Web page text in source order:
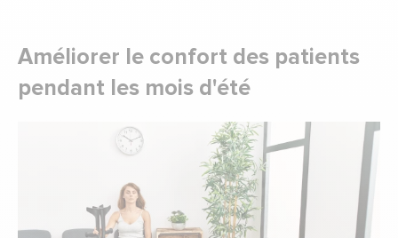
Améliorer le confort des patients
pendant les mois d'été